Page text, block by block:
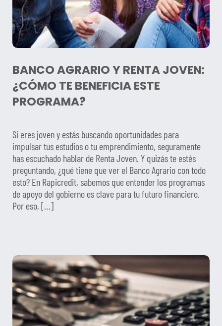
BANCO AGRARIO Y RENTA JOVEN:
¿CÓMO TE BENEFICIA ESTE
PROGRAMA?
Si eres joven y estás buscando oportunidades para
impulsar tus estudios o tu emprendimiento, seguramente
has escuchado hablar de Renta Joven. Y quizás te estés
preguntando, ¿qué tiene que ver el Banco Agrario con todo
esto? En Rapicredit, sabemos que entender los programas
de apoyo del gobierno es clave para tu futuro financiero.
Por eso, […]